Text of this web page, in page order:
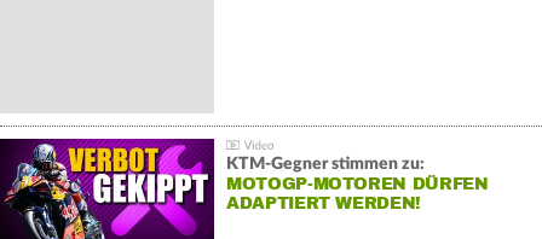
KTM-Gegner stimmen zu:
MOTOGP-MOTOREN DÜRFEN
ADAPTIERT WERDEN!